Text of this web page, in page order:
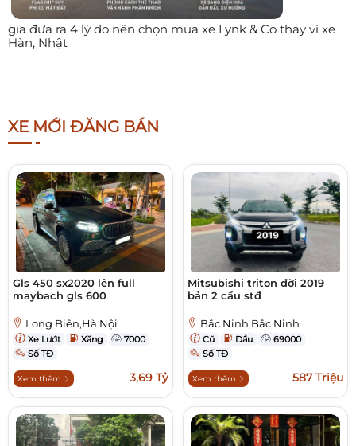
gia đưa ra 4 lý do nên chọn mua xe Lynk & Co thay vì xe
Hàn, Nhật
XE MỚI ĐĂNG BÁN
Gls 450 sx2020 lên full
maybach gls 600
Long Biên,Hà Nội
Xe Lướt Xăng
7000
Số TĐ
Xem thêm 3,69 Tỷ
Mitsubishi triton đời 2019
bản 2 cầu stđ
Bắc Ninh,Bắc Ninh
Cũ Dầu
69000
Số TĐ
Xem thêm 587 Triệu